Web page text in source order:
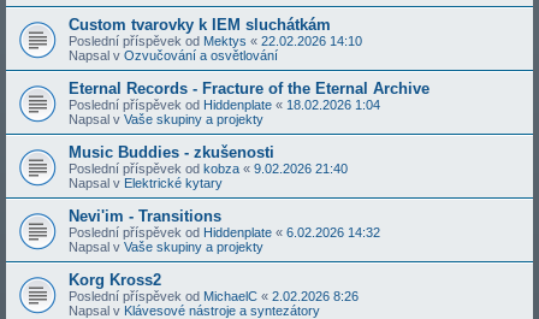
Custom tvarovky k IEM sluchátkám
Poslední příspěvek od Mektys « 22.02.2026 14:10
Napsal v Ozvučování a osvětlování
Eternal Records - Fracture of the Eternal Archive
Poslední příspěvek od Hiddenplate « 18.02.2026 1:04
Napsal v Vaše skupiny a projekty
Music Buddies - zkušenosti
Poslední příspěvek od kobza « 9.02.2026 21:40
Napsal v Elektrické kytary
Nevi'im - Transitions
Poslední příspěvek od Hiddenplate « 6.02.2026 14:32
Napsal v Vaše skupiny a projekty
Korg Kross2
Poslední příspěvek od MichaelC « 2.02.2026 8:26
Napsal v Klávesové nástroje a syntezátory